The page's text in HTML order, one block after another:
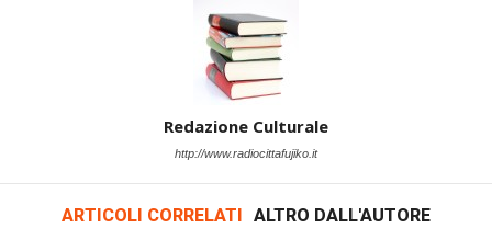
Redazione Culturale
http://www.radiocittafujiko.it
ARTICOLI CORRELATI ALTRO DALL'AUTORE